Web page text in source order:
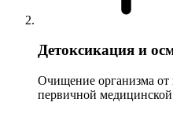
Детоксикация и
Очищение организма от
первичной